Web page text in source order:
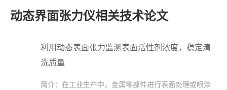
动态界面张力仪相关技术论文
利用动态表面张力监测表面活性剂浓度，稳定清
洗质量
简介： 在工业生产中，金属零部件进行表面处理或喷涂